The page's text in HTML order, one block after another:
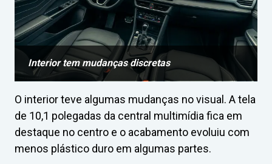
Interior tem mudanças discretas
O interior teve algumas mudanças no visual. A tela
de 10,1 polegadas da central multimídia fica em
destaque no centro e o acabamento evoluiu com
menos plástico duro em algumas partes.